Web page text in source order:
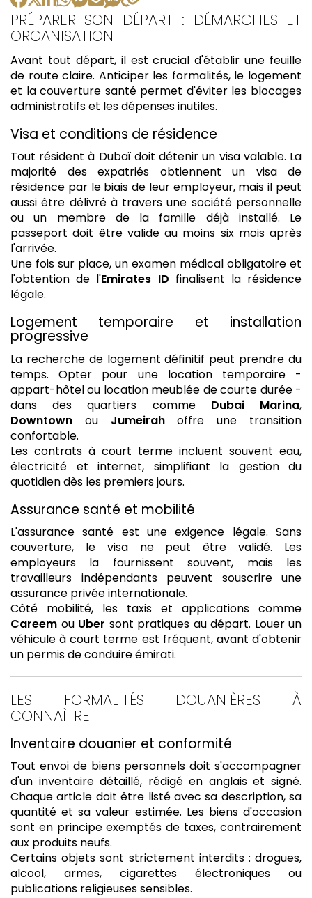
PRÉPARER SON DÉPART : DÉMARCHES ET
ORGANISATION
Avant tout départ, il est crucial d'établir une feuille
de route claire. Anticiper les formalités, le logement
et la couverture santé permet d'éviter les blocages
administratifs et les dépenses inutiles.
Visa et conditions de résidence
Tout résident à Dubaï doit détenir un visa valable. La
majorité des expatriés obtiennent un visa de
résidence par le biais de leur employeur, mais il peut
aussi être délivré à travers une société personnelle
ou un membre de la famille déjà installé. Le
passeport doit être valide au moins six mois après
l'arrivée.
Une fois sur place, un examen médical obligatoire et
l'obtention de l'Emirates ID finalisent la résidence
légale.
Logement temporaire et installation
progressive
La recherche de logement définitif peut prendre du
temps. Opter pour une location temporaire -
appart-hôtel ou location meublée de courte durée -
dans des quartiers comme Dubai Marina,
Downtown ou Jumeirahoffre une transition
confortable.
Les contrats à court terme incluent souvent eau,
électricité et internet, simplifiant la gestion du
quotidien dès les premiers jours.
Assurance santé et mobilité
L'assurance santé est une exigence légale. Sans
couverture, le visa ne peut être validé. Les
employeurs la fournissent souvent, mais les
travailleurs indépendants peuvent souscrire une
assurance privée internationale.
Côté mobilité, les taxis et applications comme
Careem ou Uber sont pratiques au départ. Louer un
véhicule à court terme est fréquent, avant d'obtenir
un permis de conduire émirati.
LES FORMALITÉS DOUANIÈRES À
CONNAÎTRE
Inventaire douanier et conformité
Tout envoi de biens personnels doit s'accompagner
d'un inventaire détaillé, rédigé en anglais et signé.
Chaque article doit être listé avec sa description, sa
quantité et sa valeur estimée. Les biens d'occasion
sont en principe exemptés de taxes, contrairement
aux produits neufs.
Certains objets sont strictement interdits : drogues,
alcool, armes, cigarettes électroniques ou
publications religieuses sensibles.